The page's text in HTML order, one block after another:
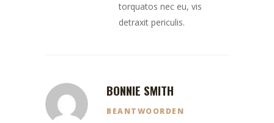
torquatos nec eu, vis
detraxit periculis.
BONNIE SMITH
BEANTWOORDEN